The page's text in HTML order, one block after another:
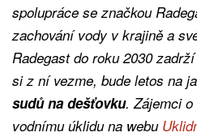
spolupráce se značkou
zachování vody v krajině a
Radegast do roku 2030
si z ní vezme, bude letos na
sudů na dešťovku. Zájemci
vodnímu úklidu na webu